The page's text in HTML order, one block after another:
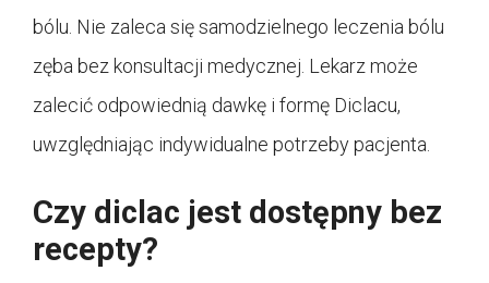
bólu. Nie zaleca się samodzielnego leczenia bólu
zęba bez konsultacji medycznej. Lekarz może
zalecić odpowiednią dawkę i formę Diclacu,
uwzględniając indywidualne potrzeby pacjenta.
Czy diclac jest dostępny bez
recepty?